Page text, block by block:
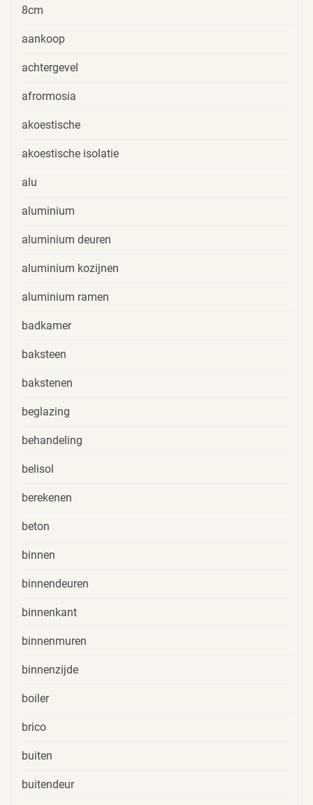
8cm
aankoop
achtergevel
afrormosia
akoestische
akoestische isolatie
alu
aluminium
aluminium deuren
aluminium kozijnen
aluminium ramen
badkamer
baksteen
bakstenen
beglazing
behandeling
belisol
berekenen
beton
binnen
binnendeuren
binnenkant
binnenmuren
binnenzijde
boiler
brico
buiten
buitendeur